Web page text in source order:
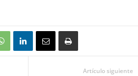
Artículo siguiente